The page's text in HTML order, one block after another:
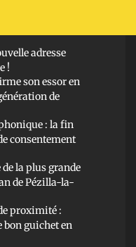
adresse
!
son essor en
de
: la fin
consentement
la plus grande
de Pézilla-la-
proximité :
bon guichet en